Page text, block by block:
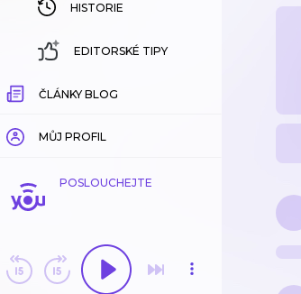
HISTORIE
EDITORSKÉ TIPY
ČLÁNKY BLOG
MŮJ PROFIL
POSLOUCHEJTE